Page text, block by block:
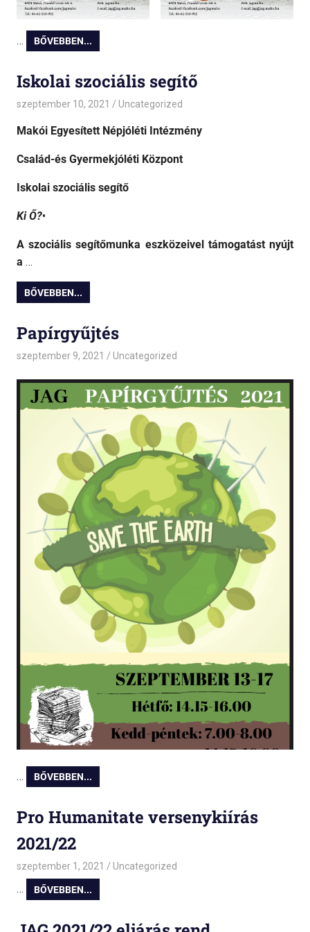
… BŐVEBBEN...
Iskolai szociális segítő
szeptember 10, 2021 admin
Uncategorized
Makói Egyesített Népjóléti Intézmény
Család-és Gyermekjóléti Központ
Iskolai szociális segítő
Ki Ő?•
A szociális segítőmunka eszközeivel támogatást nyújt
a …
BŐVEBBEN...
Papírgyűjtés
szeptember 9, 2021 admin
Uncategorized
… BŐVEBBEN...
Pro Humanitate versenykiírás
2021/22
szeptember 1, 2021 admin
Uncategorized
… BŐVEBBEN...